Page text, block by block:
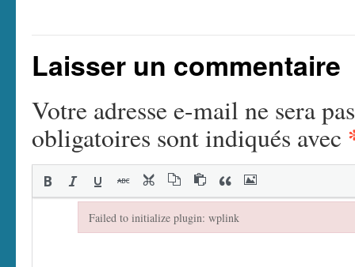
Laisser un commentaire
Votre adresse e-mail ne sera
obligatoires sont indiqués avec
Failed to initialize plugin: wplink
Failed to initialize plugin: wplink